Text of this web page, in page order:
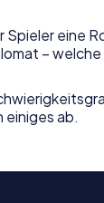
Spieler eine
– welche
einiges ab.